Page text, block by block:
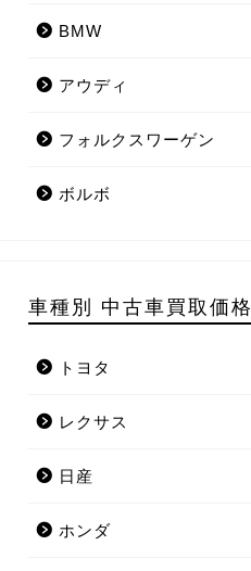
BMW
アウディ
フォルクスワーゲン
ボルボ
車種別 中古車買取価格
トヨタ
レクサス
日産
ホンダ